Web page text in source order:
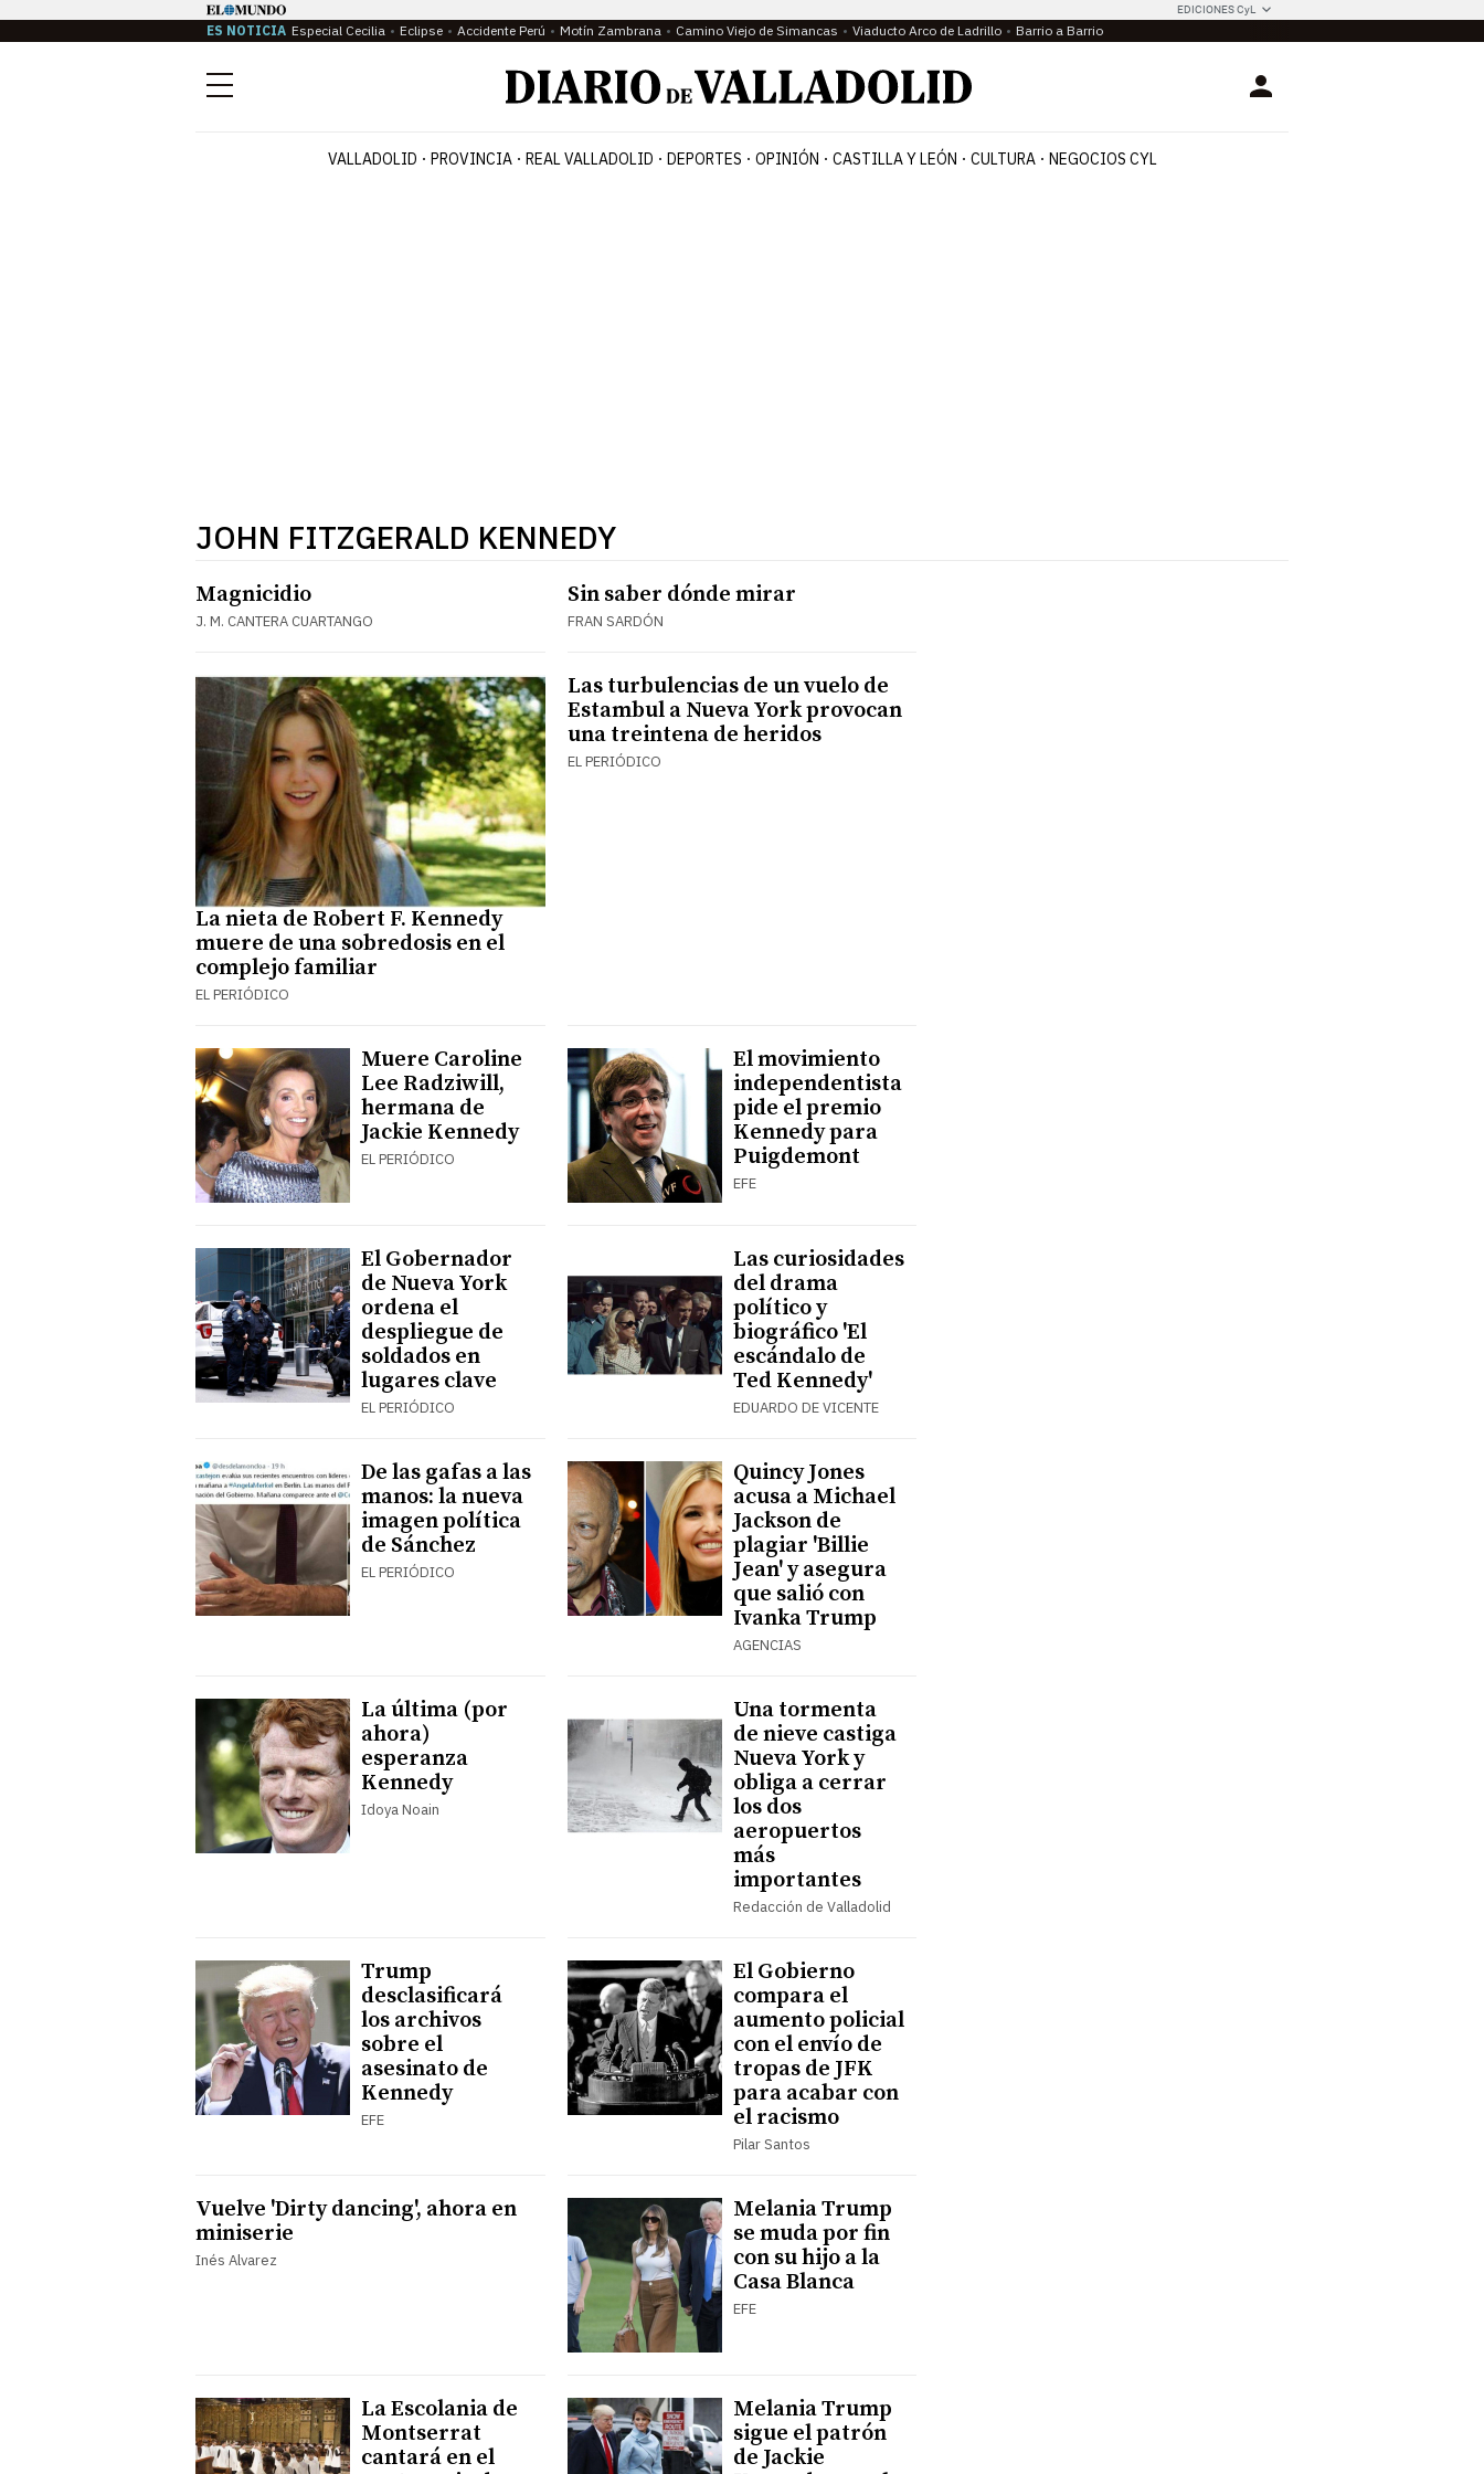
EDICIONES CyL
ES NOTICIA Especial Cecilia Eclipse Accidente Perú Motín Zambrana Camino Viejo de Simancas Viaducto Arco de Ladrillo Barrio a Barrio
Menú Login
VALLADOLID PROVINCIA REAL VALLADOLID DEPORTES OPINIÓN CASTILLA Y LEÓN CULTURA NEGOCIOS CYL
JOHN FITZGERALD KENNEDY
Magnicidio
J. M. CANTERA CUARTANGO
Sin saber dónde mirar
FRAN SARDÓN
La nieta de Robert F. Kennedy
muere de una sobredosis en el
complejo familiar
EL PERIÓDICO
Las turbulencias de un vuelo de
Estambul a Nueva York provocan
una treintena de heridos
EL PERIÓDICO
Muere Caroline
Lee Radziwill,
hermana de
Jackie Kennedy
EL PERIÓDICO
El movimiento
independentista
pide el premio
Kennedy para
Puigdemont
EFE
El Gobernador
de Nueva York
ordena el
despliegue de
soldados en
lugares clave
EL PERIÓDICO
Las curiosidades
del drama
político y
biográfico 'El
escándalo de
Ted Kennedy'
EDUARDO DE VICENTE
De las gafas a las
manos: la nueva
imagen política
de Sánchez
EL PERIÓDICO
Quincy Jones
acusa a Michael
Jackson de
plagiar 'Billie
Jean' y asegura
que salió con
Ivanka Trump
AGENCIAS
La última (por
ahora)
esperanza
Kennedy
Idoya Noain
Una tormenta
de nieve castiga
Nueva York y
obliga a cerrar
los dos
aeropuertos
más
importantes
Redacción de Valladolid
Trump
desclasificará
los archivos
sobre el
asesinato de
Kennedy
EFE
El Gobierno
compara el
aumento policial
con el envío de
tropas de JFK
para acabar con
el racismo
Pilar Santos
Vuelve 'Dirty dancing', ahora en
miniserie
Inés Alvarez
Melania Trump
se muda por fin
con su hijo a la
Casa Blanca
EFE
La Escolania de
Montserrat
cantará en el
Melania Trump
sigue el patrón
de Jackie